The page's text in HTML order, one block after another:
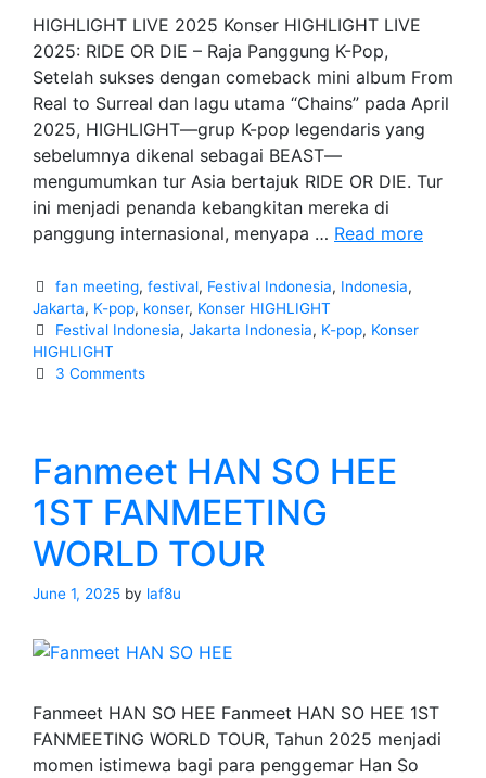
HIGHLIGHT LIVE 2025 Konser HIGHLIGHT LIVE
2025: RIDE OR DIE – Raja Panggung K-Pop,
Setelah sukses dengan comeback mini album From
Real to Surreal dan lagu utama “Chains” pada April
2025, HIGHLIGHT—grup K-pop legendaris yang
sebelumnya dikenal sebagai BEAST—
mengumumkan tur Asia bertajuk RIDE OR DIE. Tur
ini menjadi penanda kebangkitan mereka di
panggung internasional, menyapa … Read more
Categories
fan meeting,festival, Festival Indonesia, Indonesia,
Jakarta, K-pop, konser, Konser HIGHLIGHT
Tags
Festival Indonesia,Jakarta Indonesia, K-pop, Konser
HIGHLIGHT
3 Comments
Fanmeet HAN SO HEE
1ST FANMEETING
WORLD TOUR
June 1, 2025 by laf8u
Fanmeet HAN SO HEE Fanmeet HAN SO HEE 1ST
FANMEETING WORLD TOUR, Tahun 2025 menjadi
momen istimewa bagi para penggemar Han So